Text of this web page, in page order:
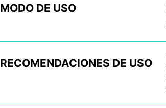
MODO DE USO
RECOMENDACIONES DE USO